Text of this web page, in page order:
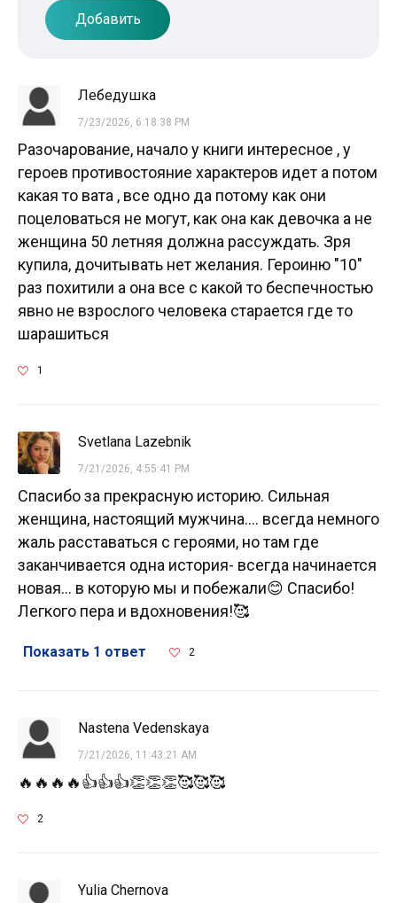
Добавить
Лебедушка
7/23/2026, 6:18:38 PM
Разочарование, начало у книги интересное , у
героев противостояние характеров идет а потом
какая то вата , все одно да потому как они
поцеловаться не могут, как она как девочка а не
женщина 50 летняя должна рассуждать. Зря
купила, дочитывать нет желания. Героиню "10"
раз похитили а она все с какой то беспечностью
явно не взрослого человека старается где то
шарашиться
1
Svetlana Lazebnik
7/21/2026, 4:55:41 PM
Спасибо за прекрасную историю. Сильная
женщина, настоящий мужчина…. всегда немного
жаль расставаться с героями, но там где
заканчивается одна история- всегда начинается
новая… в которую мы и побежали😊 Спасибо!
Легкого пера и вдохновения!🥰
Показать 1 ответ 2
Nastena Vedenskaya
7/21/2026, 11:43:21 AM
🔥🔥🔥🔥👍👍👍👏👏👏🥰🥰🥰
2
Yulia Chernova